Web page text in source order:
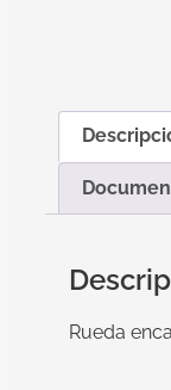
Rueda